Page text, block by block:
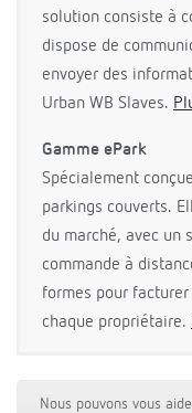
solution consiste à
dispose de
envoyer des
Urban WB Slaves.
Gamme ePark
Spécialement
parkings couverts.
du marché, avec un
commande à
formes pour
chaque propriétaire.
Nous pouvons vous